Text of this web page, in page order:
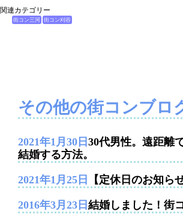
関連カテゴリー
街コン三河 街コン刈谷
その他の街コンブロ
2021年1月30日 30代男性。遠距離
結婚する方法。
2021年1月25日 【定休日のお知らせ
2016年3月23日 結婚しました！街